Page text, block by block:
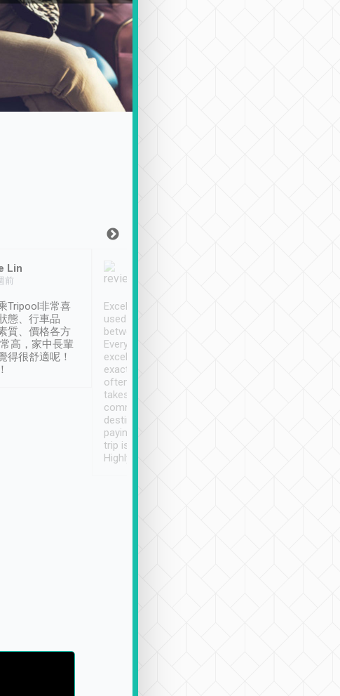
Lin
前
Tripool非常喜
態、行車品
質、價格各方
高，家中長輩
得很舒適呢！
Excellent service. We have
used Tripool to travel
between cities in Taiwan.
Every driver has been
excellent and arrives
exactly on time. As there is
often limited English it
takes the difficulty out of
communicating the
destination details and
paying online prior to the
trip is very convenient.
Highly recommended